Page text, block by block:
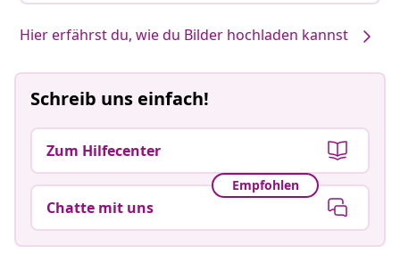
Hier erfährst du, wie du Bilder hochladen kannst
Schreib uns einfach!
Zum Hilfecenter
Empfohlen
Chatte mit uns